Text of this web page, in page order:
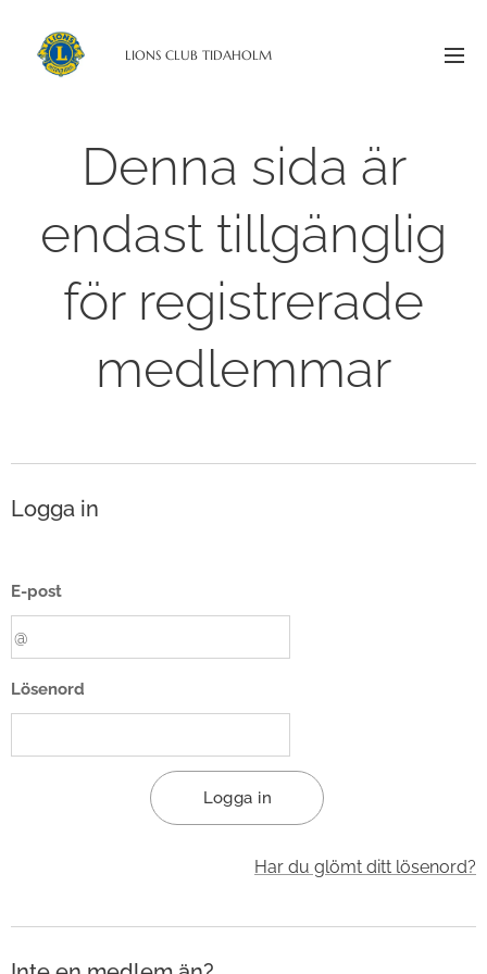
LIONS CLUB TIDAHOLM
Denna sida är
endast tillgänglig
för registrerade
medlemmar
Logga in
E-post
Lösenord
Logga in
Har du glömt ditt lösenord?